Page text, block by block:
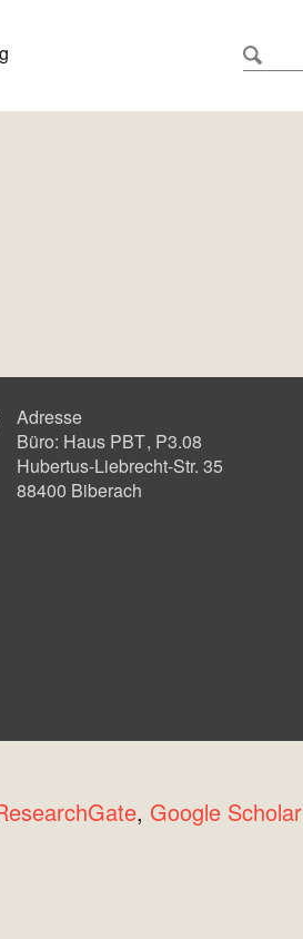
Adresse
Büro: Haus PBT P3.08
Hubertus-Liebrecht-Str. 35
88400 Biberach
, Google Scholar